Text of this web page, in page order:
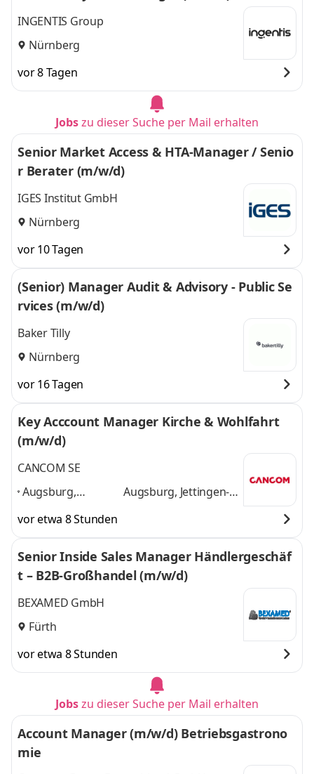
INGENTIS Group
Nürnberg
vor 8 Tagen
Jobszu dieser Suche per Mail erhalten
Senior Market Access & HTA-Manager / Senio
r Berater (m/w/d)
IGES Institut GmbH
Nürnberg
vor 10 Tagen
(Senior) Manager Audit & Advisory - Public Se
rvices (m/w/d)
Baker Tilly
Nürnberg
vor 16 Tagen
Key Acccount Manager Kirche & Wohlfahrt
(m/w/d)
CANCOM SE
Augsburg,
Scheppach,
München,
Nürnberg,
Hannover,
Main,
Augsburg, Jettingen-
Frankfurt am Main
und 4 weitere
vor etwa 8 Stunden
Senior Inside Sales Manager Händlergeschäf
t – B2B-Großhandel (m/w/d)
BEXAMED GmbH
Fürth
vor etwa 8 Stunden
Jobszu dieser Suche per Mail erhalten
Account Manager (m/w/d) Betriebsgastrono
mie